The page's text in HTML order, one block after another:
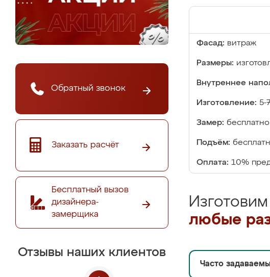
Обратный звонок
Заказать расчёт
Бесплатный вызов
дизайнера-
замерщика
Отзывы наших клиентов
Фасад: витраж
Размеры:
Внутреннее
Изготовление: 5-
Замер: бесплатно
Подъём:
Оплата: 10%
любые
Часто